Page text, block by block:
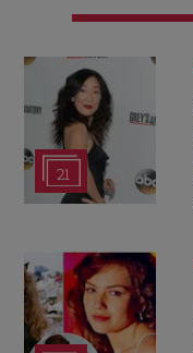
21